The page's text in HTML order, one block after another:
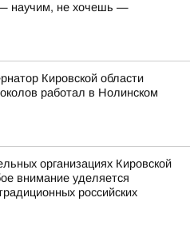
научим, не хочешь —
Кировской области
работал в Нолинском
организациях Кировской
внимание уделяется
российских